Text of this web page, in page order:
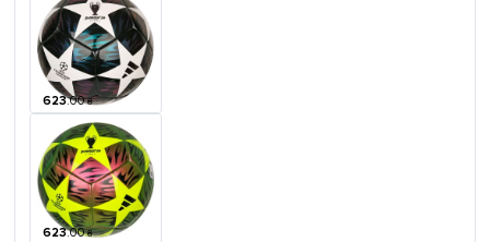
623.00 ₴
623.00 ₴